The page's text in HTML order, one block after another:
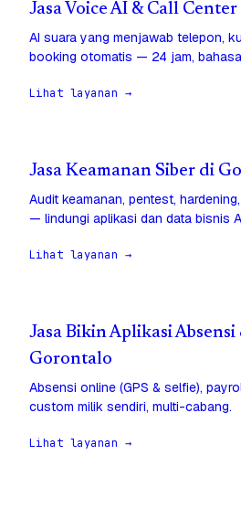
Jasa Voice AI & Call
AI suara yang menjawab telepon,
booking otomatis — 24 jam,
Lihat layanan →
Jasa Keamanan Siber di
Audit keamanan, pentest,
— lindungi aplikasi dan data bisnis
Lihat layanan →
Jasa Bikin Aplikasi Absensi
Gorontalo
Absensi online (GPS & selfie),
custom milik sendiri, multi-cabang.
Lihat layanan →